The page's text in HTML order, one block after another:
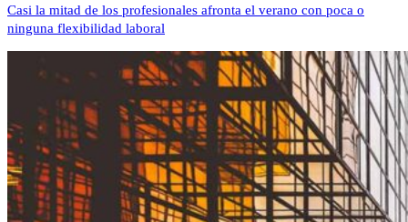
Casi la mitad de los profesionales afronta el verano con poca o
ninguna flexibilidad laboral